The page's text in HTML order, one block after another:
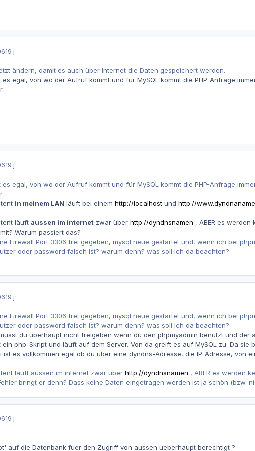
19 j
ändern, damit es auch über Internet die Daten gespeichert werden.
es egal, von wo der Aufruf kommt und für MySQL kommt die PHP-Anfrage
19 j
es egal, von wo der Aufruf kommt und für MySQL kommt die PHP-Anfrage
in meinem LAN läuft bei einem http://localhostund http://
läuft aussen im internetzwar über http://dyndnsnamen , ABER es
Warum passiert das?
Firewall Port 3306 frei gegeben, mysql neue gestartet und, wenn ich bei
oder password falsch ist? warum denn? was soll ich da beachten?
19 j
Firewall Port 3306 frei gegeben, mysql neue gestartet und, wenn ich bei
oder password falsch ist? warum denn? was soll ich da beachten?
du überhaupt nicht freigeben wenn du den phpmyadmin benutzt und der
ein php-Skript und läuft auf dem Server. Von da greift es auf MySQL zu. Da
ist es vollkommen egal ob du über eine dyndns-Adresse, die IP-Adresse, von
läuft aussen im internet zwar über http://dyndnsnamen , ABER es werden
bringt er denn? Dass keine Daten eingetragen werden ist ja schön (bzw.
19 j
auf die Datenbank fuer den Zugriff von aussen ueberhaupt berechtigt ?